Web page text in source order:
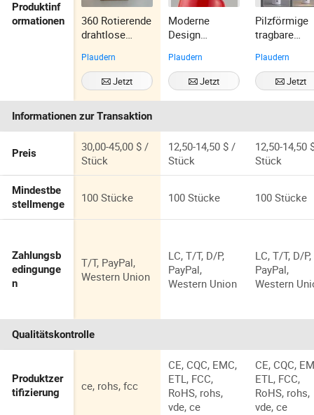
Produktinf
ormationen
360 Rotierende
drahtlose
re
magnetische
Schwebelampe
Lichtbirne als
Geschenk
Plaudern
Jetzt
Kontaktieren
Moderne
Design
Lampe
Großhandel
China LED
Esstischlampe
Nachttisch
Baby
Kinderzimmer
Licht mit
wiederaufladba
ren USB LED
Plaudern
Jetzt
Kontaktieren
Pilzförmige
tragbare
mpe mit
Touch-
Steuerung 3
re
Dekoration
ampe für
Hotel
Plaudern
Jetzt
Informationen zur Transaktion
Preis
30,00-45,00 $ /
Stück
12,50-14,50 $ /
Stück
12,50-14,50
Stück
Mindestbe
stellmenge
100 Stücke 100 Stücke 100 Stücke
Zahlungsb
edingunge
n
T/T, PayPal,
Western Union
LC, T/T, D/P,
PayPal,
Western Union
LC, T/T, D/P,
PayPal,
Western
Qualitätskontrolle
Produktzer
tifizierung
ce, rohs, fcc
CE, CQC, EMC,
ETL, FCC,
RoHS, rohs,
vde, ce
CE, CQC,
ETL, FCC,
RoHS, rohs,
vde, ce